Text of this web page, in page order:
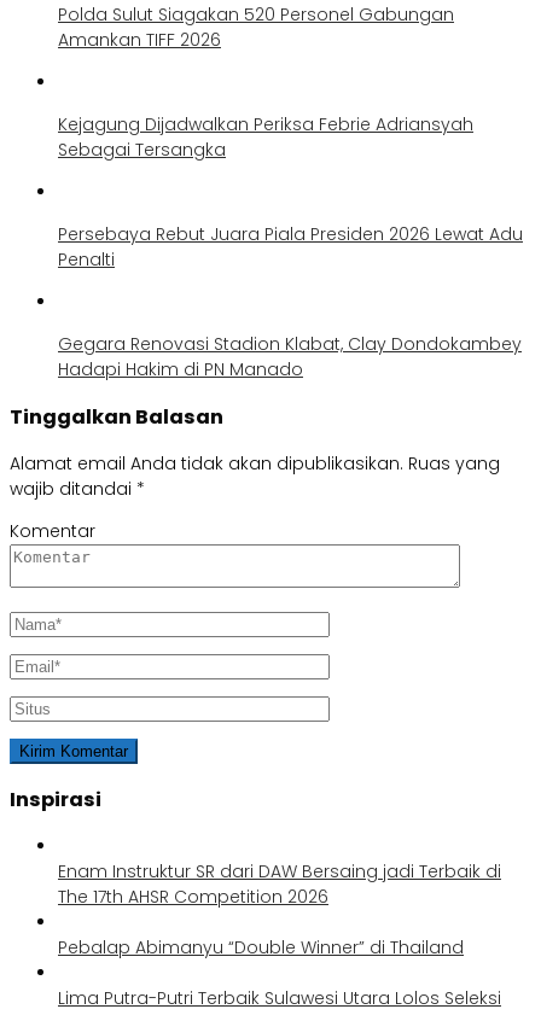
Polda Sulut Siagakan 520 Personel Gabungan
Amankan TIFF 2026
Kejagung Dijadwalkan Periksa Febrie Adriansyah
Sebagai Tersangka
Persebaya Rebut Juara Piala Presiden 2026 Lewat Adu
Penalti
Gegara Renovasi Stadion Klabat, Clay Dondokambey
Hadapi Hakim di PN Manado
Tinggalkan Balasan
Alamat email Anda tidak akan dipublikasikan. Ruas yang
wajib ditandai *
Komentar
Inspirasi
Enam Instruktur SR dari DAW Bersaing jadi Terbaik di
The 17th AHSR Competition 2026
Pebalap Abimanyu “Double Winner” di Thailand
Lima Putra-Putri Terbaik Sulawesi Utara Lolos Seleksi